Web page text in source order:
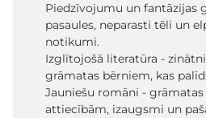
Piedzīvojumu un fantāzijas
pasaules, neparasti tēli un
notikumi.
Izglītojošā literatūra -
grāmatas bērniem, kas
Jauniešu romāni -
attiecībām, izaugsmi un